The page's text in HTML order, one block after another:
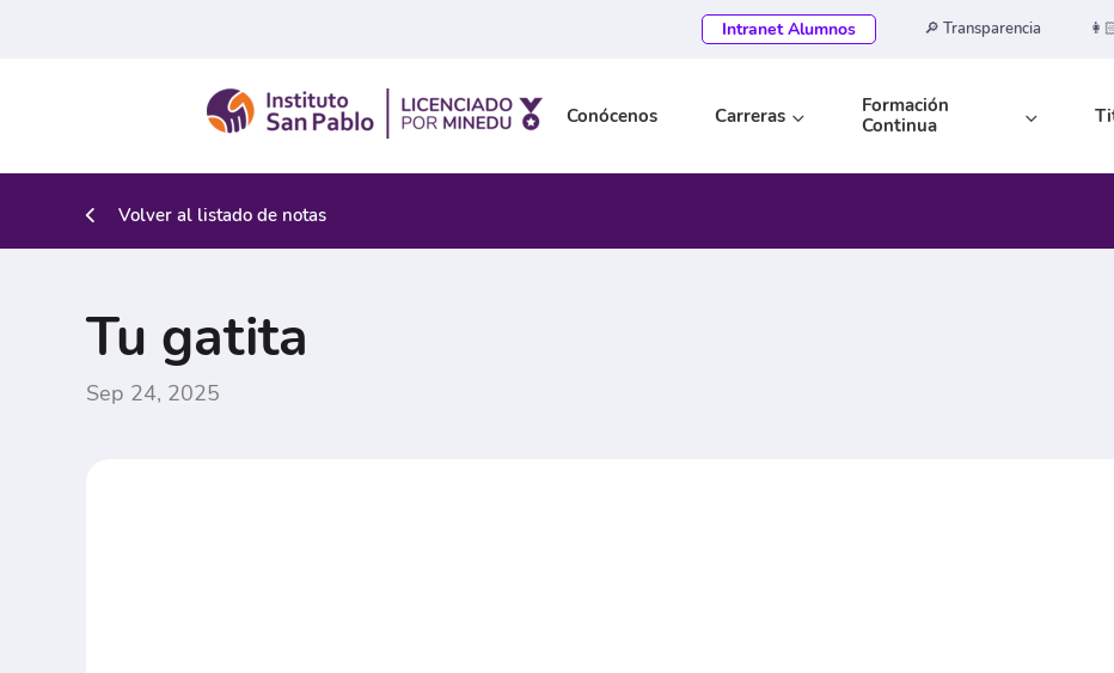
Intranet Alumnos 🔎 Transparencia
Conócenos Carreras
Formación
Continua
Volver al listado de notas
Tu gatita
Sep 24, 2025